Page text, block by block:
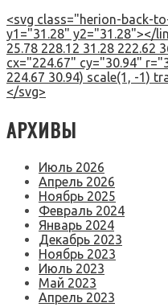
<svg class="herion-back-
y1="31.28" y2="31.28"></
25.78 228.12 31.28 222.62
cx="224.67" cy="30.94"
224.67 30.94) scale(1, -1)
</svg>
АРХИВЫ
Июль 2026
Апрель 2026
Ноябрь 2025
Февраль 2024
Январь 2024
Декабрь 2023
Ноябрь 2023
Июль 2023
Май 2023
Апрель 2023